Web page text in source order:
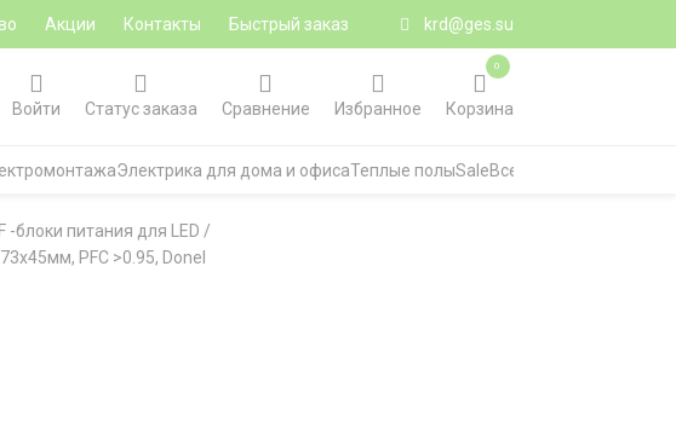
Акции Контакты Быстрый заказ krd@ges.su
Войти
Статус заказа Сравнение Избранное Корзина
0
Электрика для дома и офисаТеплые полыSaleВсе категории
-блоки питания для LED /
PFC >0.95, Donel